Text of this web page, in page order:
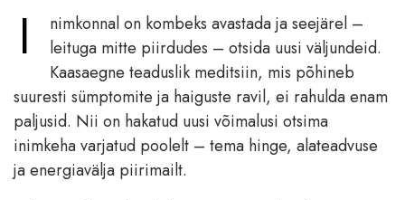
I
nimkonnal on kombeks avastada ja seejärel –
leituga mitte piirdudes – otsida uusi väljundeid.
Kaasaegne teaduslik meditsiin, mis põhineb
suuresti sümptomite ja haiguste ravil, ei rahulda enam
paljusid. Nii on hakatud uusi võimalusi otsima
inimkeha varjatud poolelt – tema hinge, alateadvuse
ja energiavälja piirimailt.